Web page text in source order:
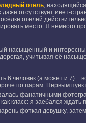
отель,
отсутствует инет-
отелей
место. Я немного
насыщенный и
учитывая её
человек (а может и 7) +
по парам. Первым
фанатичными
класс: я заебался ждать
фоткал девушку,